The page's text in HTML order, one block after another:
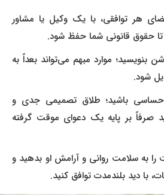
هر توافقی، با یک وکیل یا مشاور
قانونی شما حفظ شود.
موارد مبهم می‌تواند بعداً به
شود.
باشید؛ طلاق تصمیمی جدی و
بر پایه یک دعوای موقت گرفته
را به سلامت روانی و آرامش او بدهید و
با دید بلندمدت توافق کنید.